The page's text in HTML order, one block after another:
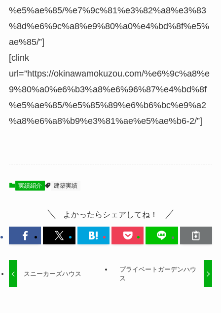
%e5%ae%85/%e7%9c%81%e3%82%a8%e3%83
%8d%e6%9c%a8%e9%80%a0%e4%bd%8f%e5%
ae%85/”]
[clink
url=”https://okinawamokuzou.com/%e6%9c%a8%e
9%80%a0%e6%b3%a8%e6%96%87%e4%bd%8f
%e5%ae%85/%e5%85%89%e6%b6%bc%e9%a2
%a8%e6%a8%b9%e3%81%ae%e5%ae%b6-2/”]
実績紹介 建築実績
よかったらシェアしてね！
スニーカーズハウス
プライベートガーデンハウ
ス